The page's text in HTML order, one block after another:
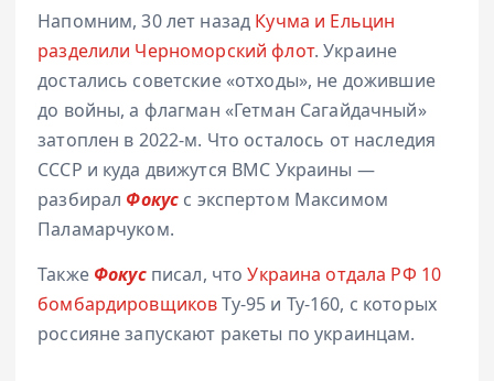
Напомним, 30 лет назад Кучма и Ельцин
разделили Черноморский флот. Украине
достались советские «отходы», не дожившие
до войны, а флагман «Гетман Сагайдачный»
затоплен в 2022-м. Что осталось от наследия
СССР и куда движутся ВМС Украины —
разбирал Фокус с экспертом Максимом
Паламарчуком.
Также Фокусписал, что Украина отдала РФ 10
бомбардировщиковТу-95 и Ту-160, с которых
россияне запускают ракеты по украинцам.